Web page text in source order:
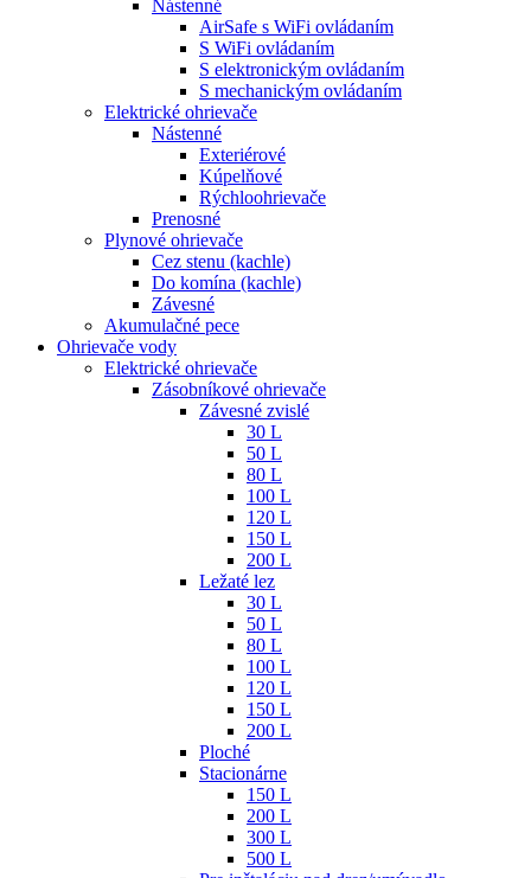
Nástenné
AirSafe s WiFi ovládaním
S WiFi ovládaním
S elektronickým ovládaním
S mechanickým ovládaním
Elektrické ohrievače
Nástenné
Exteriérové
Kúpelňové
Rýchloohrievače
Prenosné
Plynové ohrievače
Cez stenu (kachle)
Do komína (kachle)
Závesné
Akumulačné pece
Ohrievače vody
Elektrické ohrievače
Zásobníkové ohrievače
Závesné zvislé
30 L
50 L
80 L
100 L
120 L
150 L
200 L
Ležaté lez
30 L
50 L
80 L
100 L
120 L
150 L
200 L
Ploché
Stacionárne
150 L
200 L
300 L
500 L